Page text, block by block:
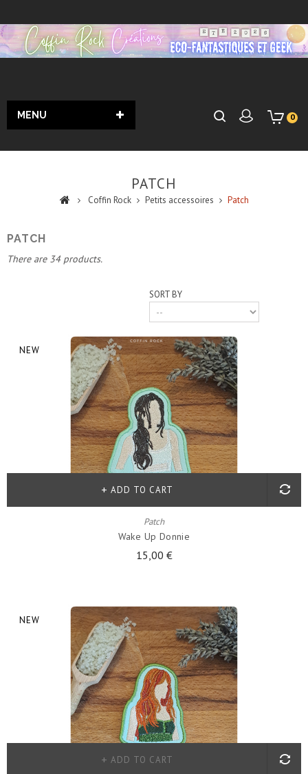
0
MENU
PATCH
Coffin Rock Petits accessoires Patch
PATCH
There are 34 products.
SORT BY
NEW
Patch
Wake Up Donnie
15,00 €
ADD TO CART
NEW
ADD TO CART